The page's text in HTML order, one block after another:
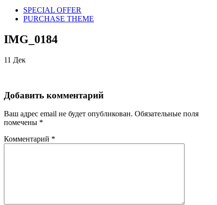
SPECIAL OFFER
PURCHASE THEME
IMG_0184
11 Дек
Добавить комментарий
Ваш адрес email не будет опубликован. Обязательные поля
помечены *
Комментарий *